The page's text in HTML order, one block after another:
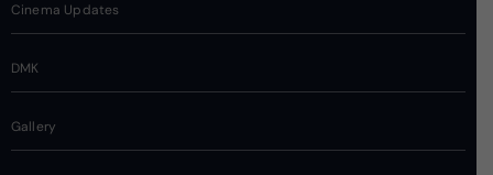
Cinema Updates
DMK
Gallery